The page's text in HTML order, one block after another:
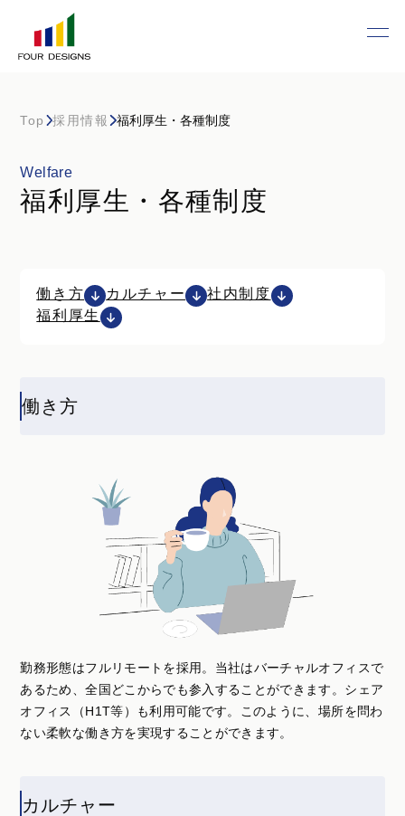
Top 採用情報 福利厚生・各種制度
Welfare
福利厚生・各種制度
働き方 カルチャー
社内制度
福利厚生
働き方
勤務形態はフルリモートを採用。当社はバーチャルオフィスで
あるため、全国どこからでも参入することができます。シェア
オフィス（H1T等）も利用可能です。このように、場所を問わ
ない柔軟な働き方を実現することができます。
カルチャー